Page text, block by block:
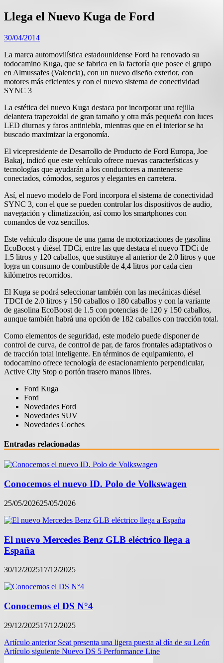
Llega el Nuevo Kuga de Ford
30/04/2014
La marca automovilística estadounidense Ford ha renovado su
todocamino Kuga, que se fabrica en la factoría que posee el grupo
en Almussafes (Valencia), con un nuevo diseño exterior, con
motores más eficientes y con el nuevo sistema de conectividad
SYNC 3
La estética del nuevo Kuga destaca por incorporar una rejilla
delantera trapezoidal de gran tamaño y otra más pequeña con luces
LED diurnas y faros antiniebla, mientras que en el interior se ha
buscado maximizar la ergonomía.
El vicepresidente de Desarrollo de Producto de Ford Europa, Joe
Bakaj, indicó que este vehículo ofrece nuevas características y
tecnologías que ayudarán a los conductores a mantenerse
conectados, cómodos, seguros y elegantes en carretera.
Así, el nuevo modelo de Ford incorpora el sistema de conectividad
SYNC 3, con el que se pueden controlar los dispositivos de audio,
navegación y climatización, así como los smartphones con
comandos de voz sencillos.
Este vehículo dispone de una gama de motorizaciones de gasolina
EcoBoost y diésel TDCi, entre las que destaca el nuevo TDCi de
1.5 litros y 120 caballos, que sustituye al anterior de 2.0 litros y que
logra un consumo de combustible de 4,4 litros por cada cien
kilómetros recorridos.
El Kuga se podrá seleccionar también con las mecánicas diésel
TDCI de 2.0 litros y 150 caballos o 180 caballos y con la variante
de gasolina EcoBoost de 1.5 con potencias de 120 y 150 caballos,
aunque también habrá una opción de 182 caballos con tracción total.
Como elementos de seguridad, este modelo puede disponer de
control de curva, de control de par, de faros frontales adaptativos o
de tracción total inteligente. En términos de equipamiento, el
todocamino ofrece tecnología de estacionamiento perpendicular,
Active City Stop o portón trasero manos libres.
Ford Kuga
Ford
Novedades Ford
Novedades SUV
Novedades Coches
Entradas relacionadas
Conocemos el nuevo ID. Polo de Volkswagen
25/05/202625/05/2026
El nuevo Mercedes Benz GLB eléctrico llega a
España
30/12/202517/12/2025
Conocemos el DS N°4
29/12/202517/12/2025
Navegación
de
Artículo anterior Seat presenta una ligera puesta al día de su León
Artículo siguiente Nuevo DS 5 Performance Line